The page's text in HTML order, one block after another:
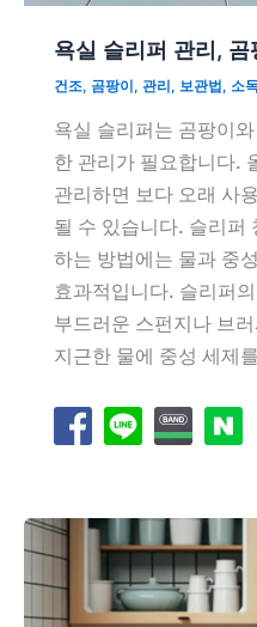
욕실 슬리퍼 관리,
건조, 곰팡이, 관리, 보관법, 소
욕실 슬리퍼는 곰팡이
한 관리가 필요합니다.
관리하면 보다 오래 사
될 수 있습니다. 슬리퍼
하는 방법에는 물과 중
효과적입니다. 슬리퍼
부드러운 스펀지나 브
지근한 물에 중성 세제